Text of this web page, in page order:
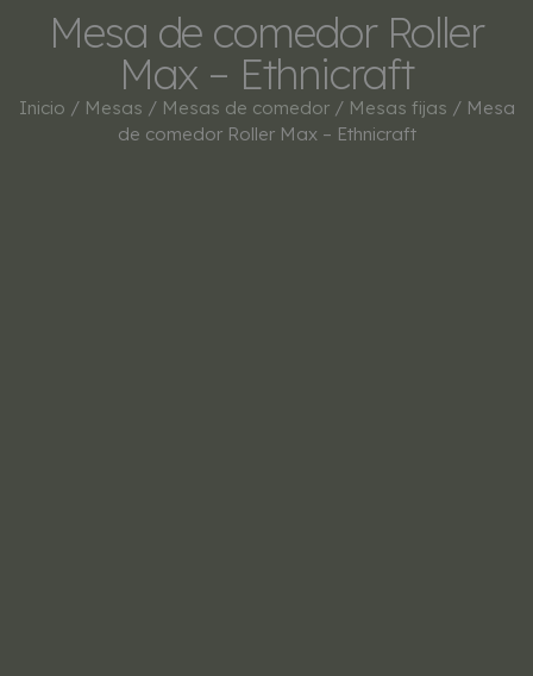
Mesa de comedor Roller
Max – Ethnicraft
Inicio / Mesas / Mesas de comedor/ Mesas fijas / Mesa
de comedor Roller Max – Ethnicraft